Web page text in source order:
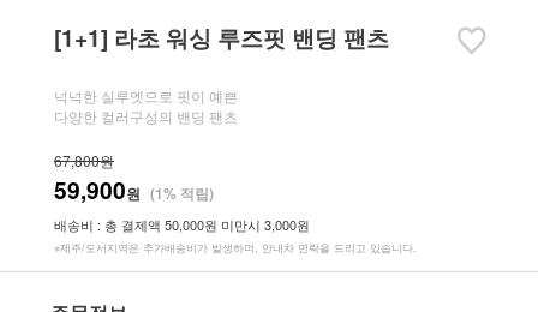
[1+1] 라초 워싱 루즈핏 밴딩 팬츠
넉넉한 실루엣으로 핏이 예쁜
다양한 컬러구성의 밴딩 팬츠
67,800원
59,900원 (1% 적립)
배송비 : 총 결제액 50,000원 미만시 3,000원
※제주/도서지역은 추가배송비가 발생하며, 안내차 연락을 드리고 있습니다.